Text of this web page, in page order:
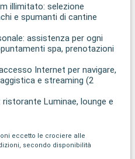
illimitato: selezione
e spumanti di cantine
assistenza per ogni
spa, prenotazioni
Internet per navigare,
e streaming (2
Luminae, lounge e
eccetto le crociere alle
secondo disponibilità